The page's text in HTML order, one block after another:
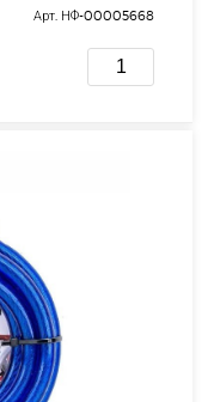
Арт. НФ-00005668